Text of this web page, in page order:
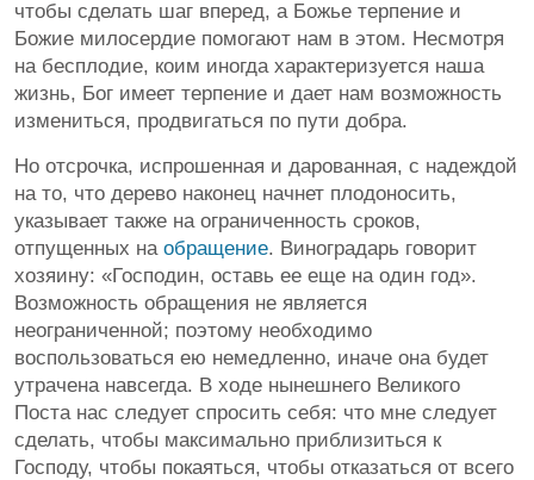
чтобы сделать шаг вперед, а Божье терпение и
Божие милосердие помогают нам в этом. Несмотря
на бесплодие, коим иногда характеризуется наша
жизнь, Бог имеет терпение и дает нам возможность
измениться, продвигаться по пути добра.
Но отсрочка, испрошенная и дарованная, с надеждой
на то, что дерево наконец начнет плодоносить,
указывает также на ограниченность сроков,
отпущенных на обращение. Виноградарь говорит
хозяину: «Господин, оставь ее еще на один год».
Возможность обращения не является
неограниченной; поэтому необходимо
воспользоваться ею немедленно, иначе она будет
утрачена навсегда. В ходе нынешнего Великого
Поста нас следует спросить себя: что мне следует
сделать, чтобы максимально приблизиться к
Господу, чтобы покаяться, чтобы отказаться от всего